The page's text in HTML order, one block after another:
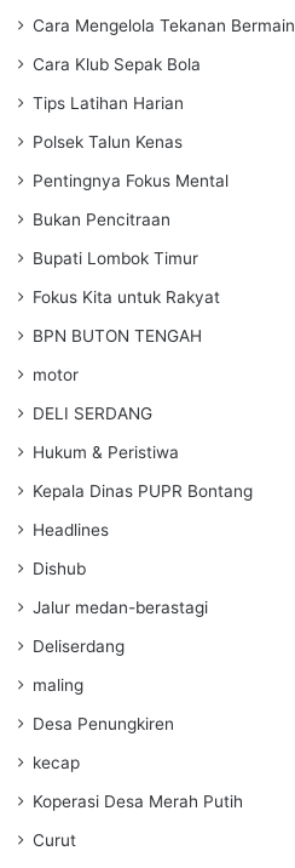
Cara Mengelola Tekanan Bermain
Cara Klub Sepak Bola
Tips Latihan Harian
Polsek Talun Kenas
Pentingnya Fokus Mental
Bukan Pencitraan
Bupati Lombok Timur
Fokus Kita untuk Rakyat
BPN BUTON TENGAH
motor
DELI SERDANG
Hukum & Peristiwa
Kepala Dinas PUPR Bontang
Headlines
Dishub
Jalur medan-berastagi
Deliserdang
maling
Desa Penungkiren
kecap
Koperasi Desa Merah Putih
Curut